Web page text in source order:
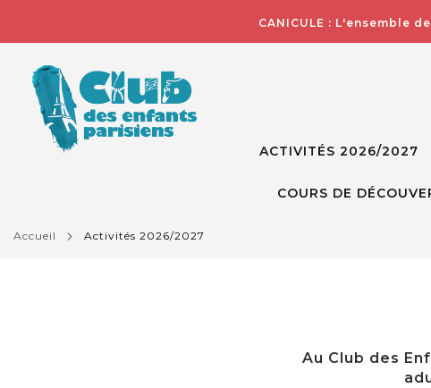
CANICULE : L'ensemble
ACTIVITÉS 2026/2027
COURS DE
accueil activités 2026/2027
Au Club des